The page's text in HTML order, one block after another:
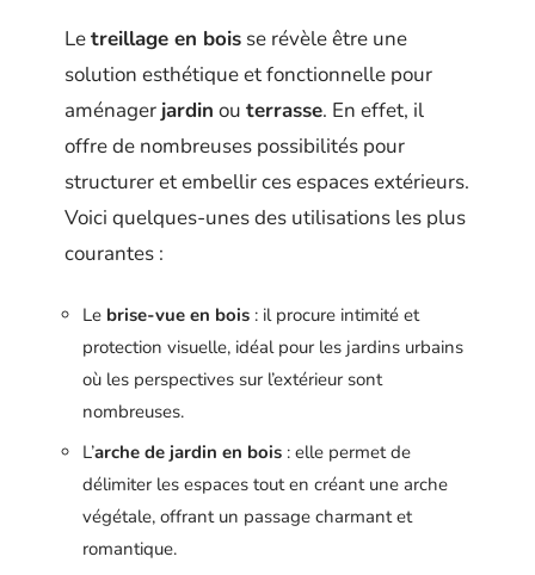
Letreillage en bois se révèle être une
solution esthétique et fonctionnelle pour
aménager jardin ou terrasse. En effet, il
offre de nombreuses possibilités pour
structurer et embellir ces espaces extérieurs.
Voici quelques-unes des utilisations les plus
courantes :
Le brise-vue en bois : il procure intimité et
protection visuelle, idéal pour les jardins urbains
où les perspectives sur l’extérieur sont
nombreuses.
L’arche de jardin en bois : elle permet de
délimiter les espaces tout en créant une arche
végétale, offrant un passage charmant et
romantique.